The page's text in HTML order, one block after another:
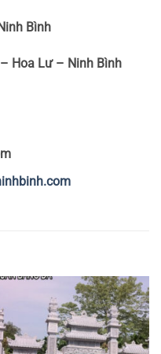
Bình
Hoa Lư – Ninh Bình